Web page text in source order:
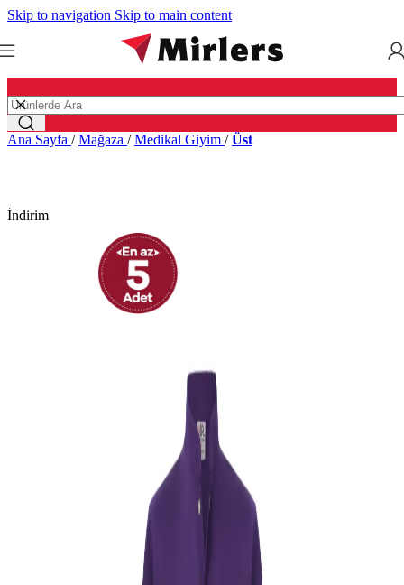
Skip to navigation Skip to main content
Ana Sayfa / Mağaza / Medikal Giyim / Üst
İndirim